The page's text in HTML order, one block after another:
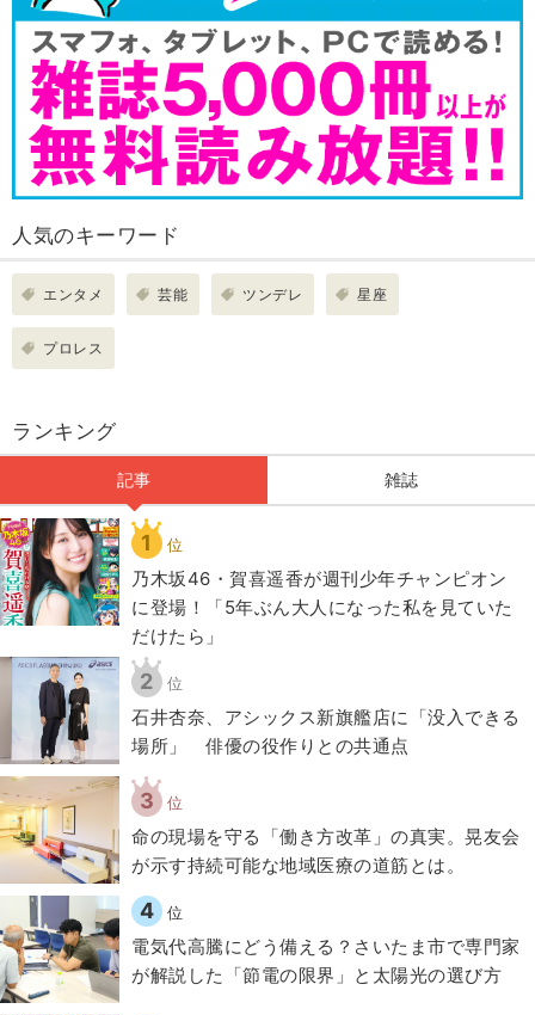
人気のキーワード
エンタメ 芸能 ツンデレ 星座
プロレス
ランキング
記事 雑誌
1 位
乃木坂46・賀喜遥香が週刊少年チャンピオン
に登場！「5年ぶん大人になった私を見ていた
だけたら」
2 位
石井杏奈、アシックス新旗艦店に「没入できる
場所」 俳優の役作りとの共通点
3 位
​命の現場を守る「働き方改革」の真実。晃友会
が示す持続可能な地域医療の道筋とは。
4 位
電気代高騰にどう備える？さいたま市で専門家
が解説した「節電の限界」と太陽光の選び方